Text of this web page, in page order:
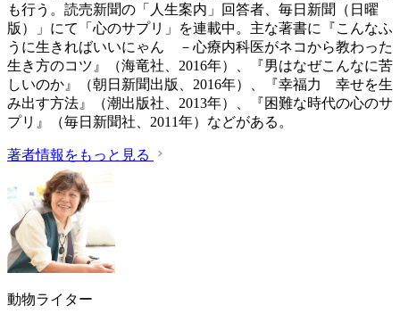
も行う。読売新聞の「人生案内」回答者、毎日新聞（日曜
版）」にて「心のサプリ」を連載中。主な著書に『こんなふ
うに生きればいいにゃん －心療内科医がネコから教わった
生き方のコツ』（海竜社、2016年）、『男はなぜこんなに苦
しいのか』（朝日新聞出版、2016年）、『幸福力 幸せを生
み出す方法』（潮出版社、2013年）、『困難な時代の心のサ
プリ』（毎日新聞社、2011年）などがある。
著者情報をもっと見る
動物ライター